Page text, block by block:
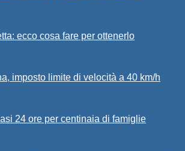
ecco cosa fare per ottenerlo
imposto limite di velocità a 40 km/h
24 ore per centinaia di famiglie